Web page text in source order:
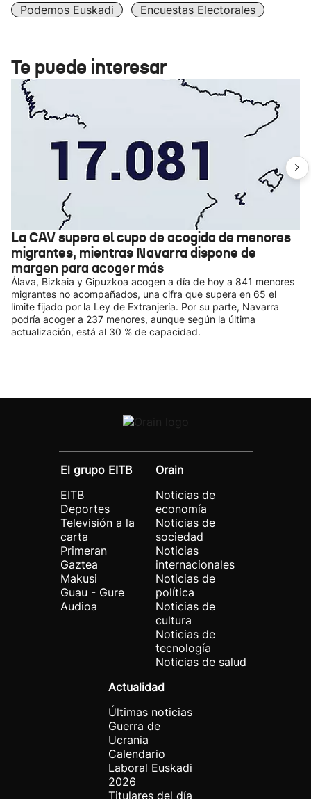
Podemos Euskadi
Encuestas Electorales
Te puede interesar
La CAV supera el cupo de acogida de menores
migrantes, mientras Navarra dispone de
margen para acoger más
Álava, Bizkaia y Gipuzkoa acogen a día de hoy a 841 menores
migrantes no acompañados, una cifra que supera en 65 el
límite fijado por la Ley de Extranjería. Por su parte, Navarra
podría acoger a 237 menores, aunque según la última
actualización, está al 30 % de capacidad.
El grupo EITB
EITB
Deportes
Televisión a la
carta
Primeran
Gaztea
Makusi
Guau - Gure
Audioa
Orain
Noticias de
economía
Noticias de
sociedad
Noticias
internacionales
Noticias de
política
Noticias de
cultura
Noticias de
tecnología
Noticias de salud
Actualidad
Últimas noticias
Guerra de
Ucrania
Calendario
Laboral Euskadi
2026
Titulares del día